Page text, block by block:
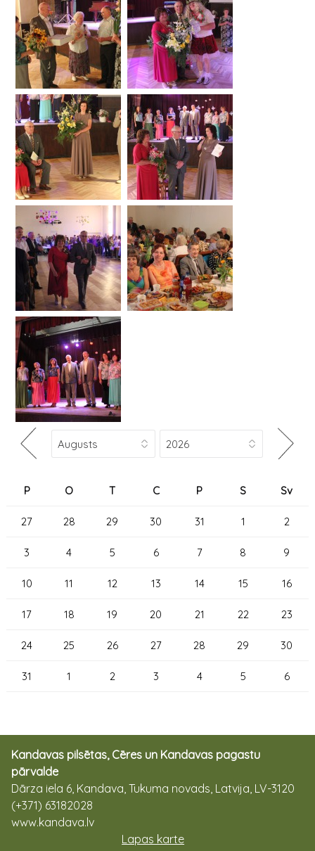
P O T C P S Sv
27 28 29 30 31 1 2
3 4 5 6 7 8 9
10 11 12 13 14 15 16
17 18 19 20 21 22 23
24 25 26 27 28 29 30
31 1 2 3 4 5 6
Kandavas pilsētas, Cēres un Kandavas pagastu
pārvalde
Dārza iela 6, Kandava, Tukuma novads, Latvija, LV-3120
(+371) 63182028
www.kandava.lv
Lapas karte